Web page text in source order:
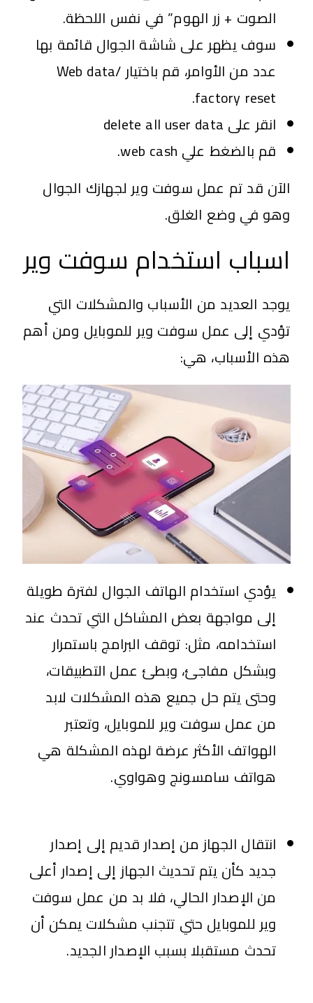
الصوت + زر الهوم” في نفس اللحظة.
سوف يظهر على شاشة الجوال قائمة بها
عدد من الأوامر، قم باختيار Web data/
factory reset.
انقر على delete all user data
قم بالضغط علي web cash.
الآن قد تم عمل سوفت وير لجهازك الجوال
وهو في وضع الغلق.
اسباب استخدام سوفت وير
يوجد العديد من الأسباب والمشكلات التي
تؤدي إلى عمل سوفت وير للموبايل ومن أهم
هذه الأسباب، هي:
يؤدي استخدام الهاتف الجوال لفترة طويلة
إلى مواجهة بعض المشاكل التي تحدث عند
استخدامه، مثل: توقف البرامج باستمرار
وبشكل مفاجئ، وبطئ عمل التطبيقات،
وحتى يتم حل جميع هذه المشكلات لابد
من عمل سوفت وير للموبايل، وتعتبر
الهواتف الأكثر عرضة لهذه المشكلة هي
هواتف سامسونج وهواوي.
انتقال الجهاز من إصدار قديم إلى إصدار
جديد كأن يتم تحديث الجهاز إلى إصدار أعلى
من الإصدار الحالي، فلا بد من عمل سوفت
وير للموبايل حتي تتجنب مشكلات يمكن أن
تحدث مستقبلا بسبب الإصدار الجديد.